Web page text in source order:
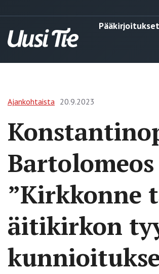
Pääkirjoitukset
Ajankohtaista 20.9.2023
”Kirkkonne
äitikirkon